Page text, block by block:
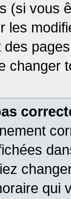
(si vous
les
changer
qui